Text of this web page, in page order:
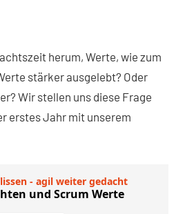
herum, Werte, wie zum
stärker ausgelebt? Oder
Wir stellen uns diese Frage
erstes Jahr mit unserem